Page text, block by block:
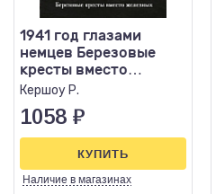
1941 год глазами
немцев Березовые
кресты вместо
железных
Кершоу Р.
1058 ₽
Наличие в магазинах
КУПИТЬ